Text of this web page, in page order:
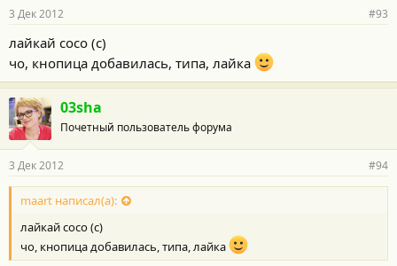
н
с
т
:
3 Дек 2012 #93
лайкай сосо (с)
чо, кнопица добавилась, типа, лайка
03sha
Почетный пользователь форума
3 Дек 2012 #94
maart написал(а):
лайкай сосо (с)
чо, кнопица добавилась, типа, лайка